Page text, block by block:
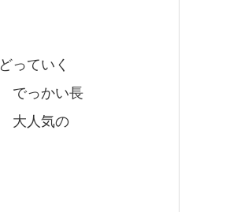
っていく
でっかい長
大人気の